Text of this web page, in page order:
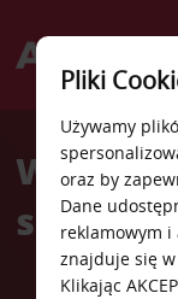
Welcome
Avis
Pliki
Używamy
oraz by
Dane
reklamowym
znajduje się
Klikając